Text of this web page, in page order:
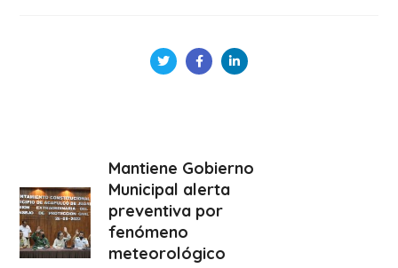
Mantiene Gobierno
Municipal alerta
preventiva por
fenómeno
meteorológico